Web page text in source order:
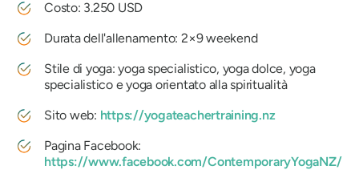
Costo: 3.250 USD
Durata dell'allenamento: 2×9 weekend
Stile di yoga: yoga specialistico, yoga dolce, yoga
specialistico e yoga orientato alla spiritualità
Sito web: https://yogateachertraining.nz
Pagina Facebook:
https://www.facebook.com/ContemporaryYogaNZ/